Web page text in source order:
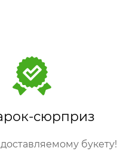
сюрприз
букету!